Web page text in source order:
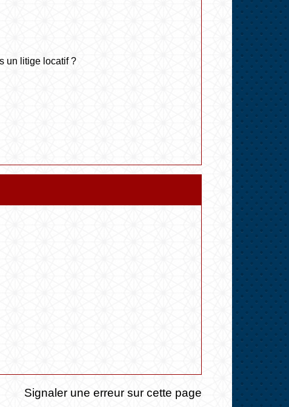
un litige locatif ?
Signaler une erreur sur cette page